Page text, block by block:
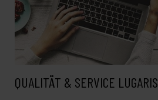
QUALITÄT & SERVICE LUGARIS